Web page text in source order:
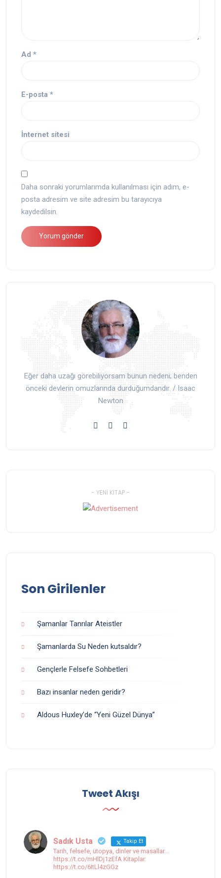
Ad *
E-posta *
İnternet sitesi
Daha sonraki yorumlarımda kullanılması için adım, e-
posta adresim ve site adresim bu tarayıcıya
kaydedilsin.
Eğer daha uzağı görebiliyorsam bunun nedeni; benden
önceki devlerin omuzlarında durduğumdandır. / Isaac
Newton
- YENI KITAP -
Son Girilenler
Şamanlar Tanrılar Ateistler
Şamanlarda Su Neden kutsaldır?
Gençlerle Felsefe Sohbetleri
Bazı insanlar neden geridir?
Aldous Huxley’de “Yeni Güzel Dünya”
Tweet Akışı
Sadık Usta Takip Et
Tarih, felsefe, ütopya, dinler ve masallar...
https://t.co/mHlDj1zEfA Kitaplar:
https://t.co/6ItLl4zGGz